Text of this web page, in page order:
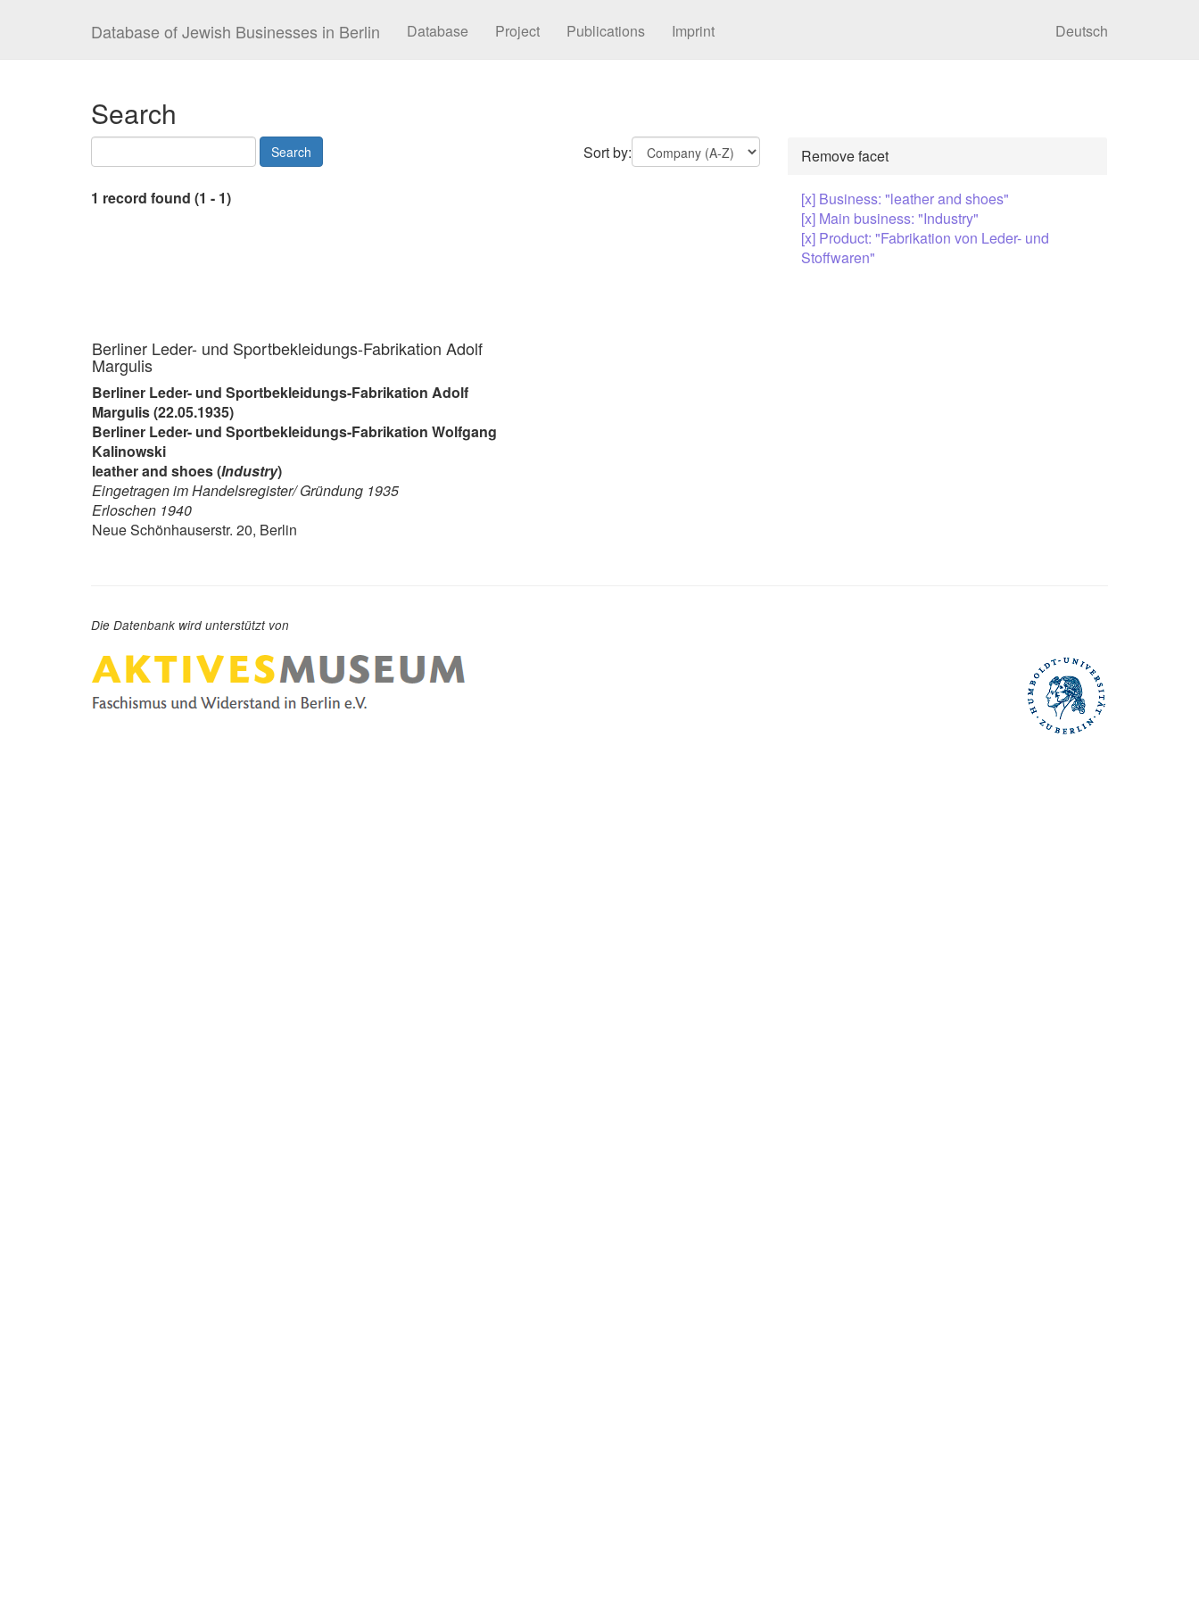
Database of Jewish Businesses in Berlin Database Project Publications Imprint Deutsch
Search
Sort by:
1 record found (1 - 1)
Remove facet
[x] Business: "leather and shoes"
[x] Main business: "Industry"
[x] Product: "Fabrikation von Leder- und
Stoffwaren"
Berliner Leder- und Sportbekleidungs-Fabrikation Adolf
Margulis
Berliner Leder- und Sportbekleidungs-Fabrikation Adolf
Margulis (22.05.1935)
Berliner Leder- und Sportbekleidungs-Fabrikation Wolfgang
Kalinowski
leather and shoes (Industry)
Eingetragen im Handelsregister/ Gründung 1935
Erloschen 1940
Neue Schönhauserstr. 20, Berlin
Die Datenbank wird unterstützt von